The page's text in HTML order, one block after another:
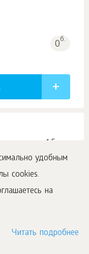
удобным
cookies.
на
Читать подробнее
0б.
вода,
б.